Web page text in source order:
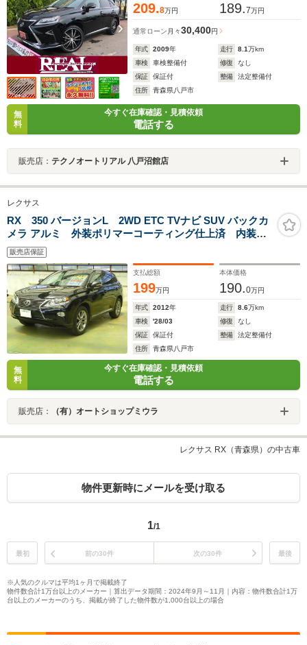
209.8万円 189.7万円
通常ローン 月々30,400円
年式 2009年 走行 8.1万km
車検
車検整備付 修復
なし
保証
保証付 整備
法定整備付
住所
青森県八戸市
無
料
今すぐ在庫確認・見積依頼
電話する
販売店： テクノオートリアル 八戸沼館店
レクサス
RX 350 バージョンL 2WD ETC TVナビ SUV バックカ
メラ アルミ 外装ポリマーコーティング仕上済 内装ク
リーニング済
販売店保証
支払総額
199万円
本体価格
190.0万円
年式 2012年 走行 8.6万km
車検
'28/03 修復
なし
保証
保証付 整備
法定整備付
住所
青森県八戸市
無
料
今すぐ在庫確認・見積依頼
電話する
販売店： （有）オートショップミウラ
レクサス RX（青森県）の中古車
物件更新時にメールを受け取る
1/1
最初 前の30件 次の30件 最後
※人気のクルマは平均1ヶ月で掲載終了
物件数合計1万台以上のメーカー｜算出データ期間：2024年9月～11月｜内容：物件数合計1万
台以上のメーカーのうち、掲載が終了した物件数が1,000台以上の場合